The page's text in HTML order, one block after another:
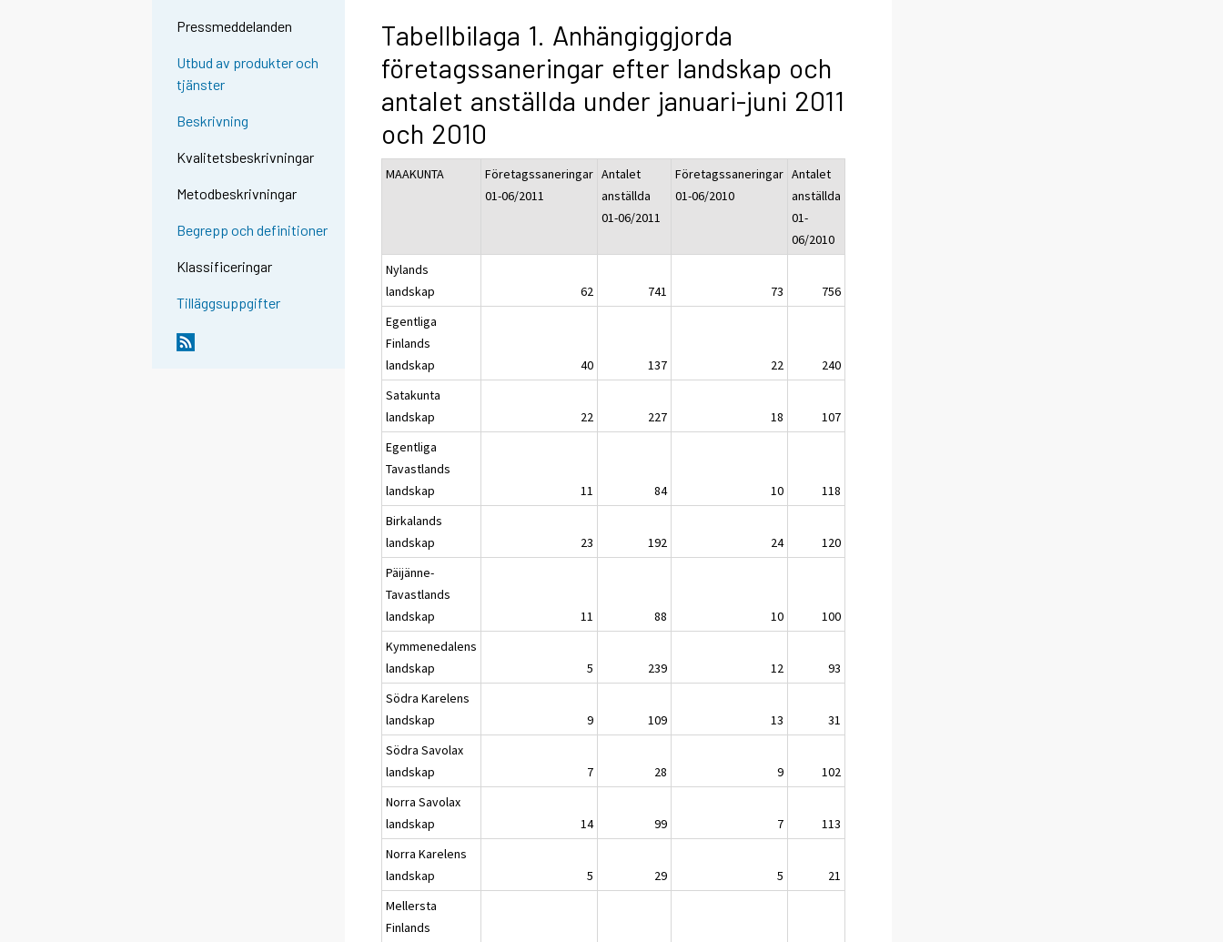
Pressmeddelanden
Utbud av produkter och
tjänster
Beskrivning
Kvalitetsbeskrivningar
Metodbeskrivningar
Begrepp och definitioner
Klassificeringar
Tilläggsuppgifter
Tabellbilaga 1. Anhängiggjorda
företagssaneringar efter landskap och
antalet anställda under januari-juni 2011
och 2010
MAAKUNTA
Företagssaneringar
01-06/2011
Antalet
anställda
01-06/2011
Företagssaneringar
01-06/2010
Antalet
anställda
01-
06/2010
Nylands
landskap
62 741 73
756
Egentliga
Finlands
landskap
40 137 22
240
Satakunta
landskap
22 227 18
107
Egentliga
Tavastlands
landskap
11 84 10
118
Birkalands
landskap
23 192 24
120
Päijänne-
Tavastlands
landskap
11 88 10
100
Kymmenedalens
landskap
5 239 12
93
Södra Karelens
landskap
9 109 13
31
Södra Savolax
landskap
7 28 9
102
Norra Savolax
landskap
14 99 7
113
Norra Karelens
landskap
5 29 5
21
Mellersta
Finlands